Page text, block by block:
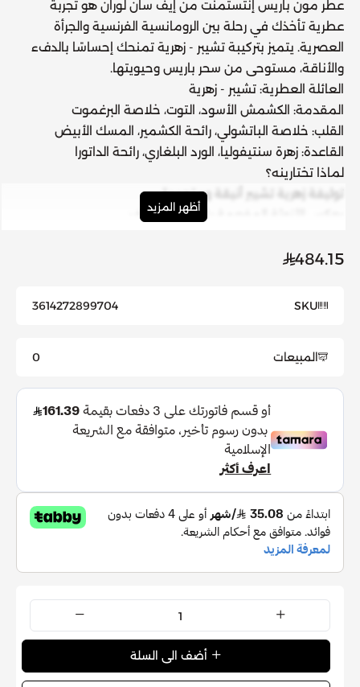
عطر مون باريس إنتستمنت من إيف سان لوران هو تجربة
عطرية تأخذك في رحلة بين الرومانسية الفرنسية والجرأة
العصرية. يتميز بتركيبة تشيبر - زهرية تمنحك إحساسًا بالدفء
والأناقة، مستوحى من سحر باريس وحيويتها.
العائلة العطرية: تشيبر - زهرية
المقدمة: الكشمش الأسود، التوت، خلاصة البرغموت
القلب: خلاصة الباتشولي، رائحة الكشمير، المسك الأبيض
القاعدة: زهرة سنتيفوليا، الورد البلغاري، رائحة الداتورا
لماذا تختارينه؟
توليفة زهرية تشيبر أنيقة ومتجددة
يعكس الأنوثة المفعمة بالحياة والشغف
زجاجة بتصميم فاخر مستوحى من سحر باريس
إيف سان لوران.
أظهر المزيد
484.15
SKU
3614272899704
المبيعات 0